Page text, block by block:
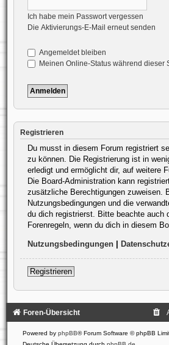
Ich habe mein Passwort vergessen
Die Aktivierungs-E-Mail erneut senden
Angemeldet bleiben
Meinen Online-Status während dieser
Registrieren
Du musst in diesem Forum registriert
zu können. Die Registrierung ist in
erledigt und ermöglicht dir, auf weitere
Die Board-Administration kann
zusätzliche Berechtigungen zuweisen.
Nutzungsbedingungen und die
du dich registrierst. Bitte beachte auch
Forenregeln, wenn du dich in diesem
Nutzungsbedingungen|
Registrieren
Foren-Übersicht
Powered by phpBB® Forum Software © phpBB